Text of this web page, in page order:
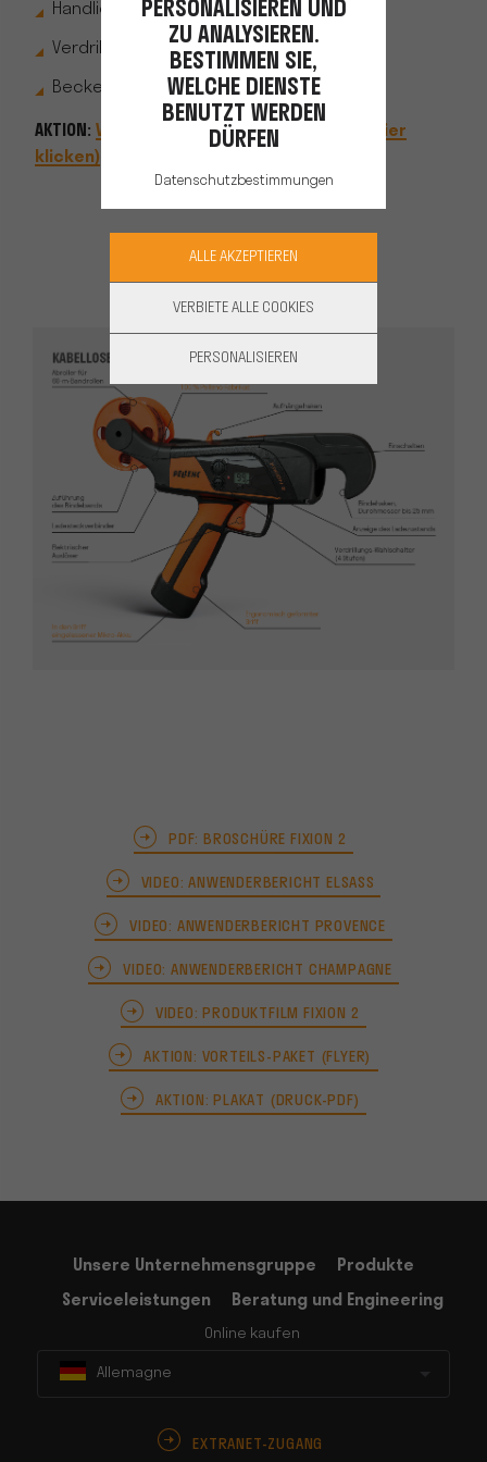
Handlicher Griff und optimale Balance
Verdrillungswahltasten mit Display
Beckengurt mit Multifunktions-Holster
AKTION: Vorteilspaket für Weinbau-Profis (hier
klicken)
PDF: BROSCHÜRE FIXION 2
VIDEO: ANWENDERBERICHT ELSASS
VIDEO: ANWENDERBERICHT PROVENCE
VIDEO: ANWENDERBERICHT CHAMPAGNE
VIDEO: PRODUKTFILM FIXION 2
AKTION: VORTEILS-PAKET (FLYER)
AKTION: PLAKAT (DRUCK-PDF)
Unsere Unternehmensgruppe
Produkte
Serviceleistungen
Beratung und Engineering
Online kaufen
Allemagne
EXTRANET-ZUGANG
PERSONALISIEREN UND
ZU ANALYSIEREN.
BESTIMMEN SIE,
WELCHE DIENSTE
BENUTZT WERDEN
DÜRFEN
Datenschutzbestimmungen
ALLE AKZEPTIEREN
VERBIETE ALLE COOKIES
PERSONALISIEREN